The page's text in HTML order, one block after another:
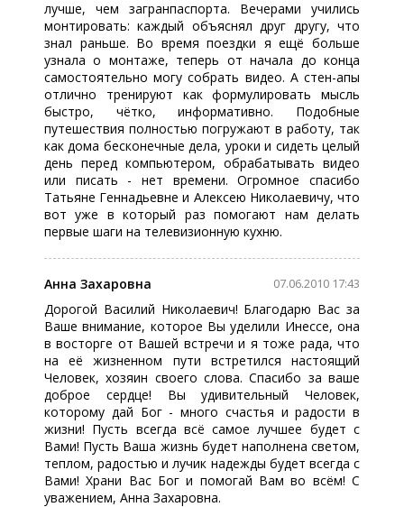
лучше, чем загранпаспорта. Вечерами учились
монтировать: каждый объяснял друг другу, что
знал раньше. Во время поездки я ещё больше
узнала о монтаже, теперь от начала до конца
самостоятельно могу собрать видео. А стен-апы
отлично тренируют как формулировать мысль
быстро, чётко, информативно. Подобные
путешествия полностью погружают в работу, так
как дома бесконечные дела, уроки и сидеть целый
день перед компьютером, обрабатывать видео
или писать - нет времени. Огромное спасибо
Татьяне Геннадьевне и Алексею Николаевичу, что
вот уже в который раз помогают нам делать
первые шаги на телевизионную кухню.
07.06.2010 17:43
Анна Захаровна
Дорогой Василий Николаевич! Благодарю Вас за
Ваше внимание, которое Вы уделили Инессе, она
в восторге от Вашей встречи и я тоже рада, что
на её жизненном пути встретился настоящий
Человек, хозяин своего слова. Спасибо за ваше
доброе сердце! Вы удивительный Человек,
которому дай Бог - много счастья и радости в
жизни! Пусть всегда всё самое лучшее будет с
Вами! Пусть Ваша жизнь будет наполнена светом,
теплом, радостью и лучик надежды будет всегда с
Вами! Храни Вас Бог и помогай Вам во всём! С
уважением, Анна Захаровна.